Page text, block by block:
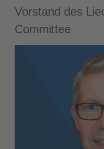
Vorstand des
Committee